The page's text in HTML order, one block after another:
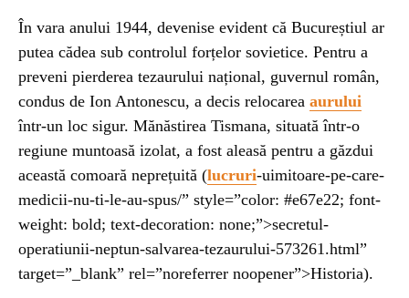
În vara anului 1944, devenise evident că Bucureștiul ar
putea cădea sub controlul forțelor sovietice. Pentru a
preveni pierderea tezaurului național, guvernul român,
condus de Ion Antonescu, a decis relocarea aurului
într-un loc sigur. Mănăstirea Tismana, situată într-o
regiune muntoasă izolat, a fost aleasă pentru a găzdui
această comoară neprețuită​ (lucruri-uimitoare-pe-care-
medicii-nu-ti-le-au-spus/” style=”color: #e67e22; font-
weight: bold; text-decoration: none;”>secretul-
operatiunii-neptun-salvarea-tezaurului-573261.html”
target=”_blank” rel=”noreferrer noopener”>Historia)​.
Barajul Trei Defileuri a Încetinit Rotația
Pământului: Mit sau Realitate?
BLOG 2 years ago
Seriale turcesti:Top 5 cele mai bune seriale
2 years ago
Espressor paduri Senseo blocat?Afla cum îl
poti debloca